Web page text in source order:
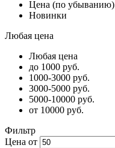
Цена (по убыванию)
Новинки
Любая цена
Любая цена
до 1000 руб.
1000-3000 руб.
3000-5000 руб.
5000-10000 руб.
от 10000 руб.
Фильтр
Цена от